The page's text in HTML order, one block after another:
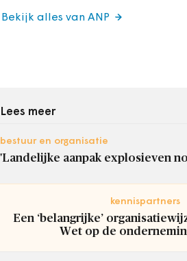
Bekijk alles van ANP
Lees meer
bestuur en organisatie
'Landelijke aanpak explosieven
kennispartners
Een ‘belangrijke’
Wet op de